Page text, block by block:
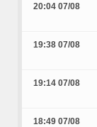
20:04 07/08
19:38 07/08
19:14 07/08
18:49 07/08